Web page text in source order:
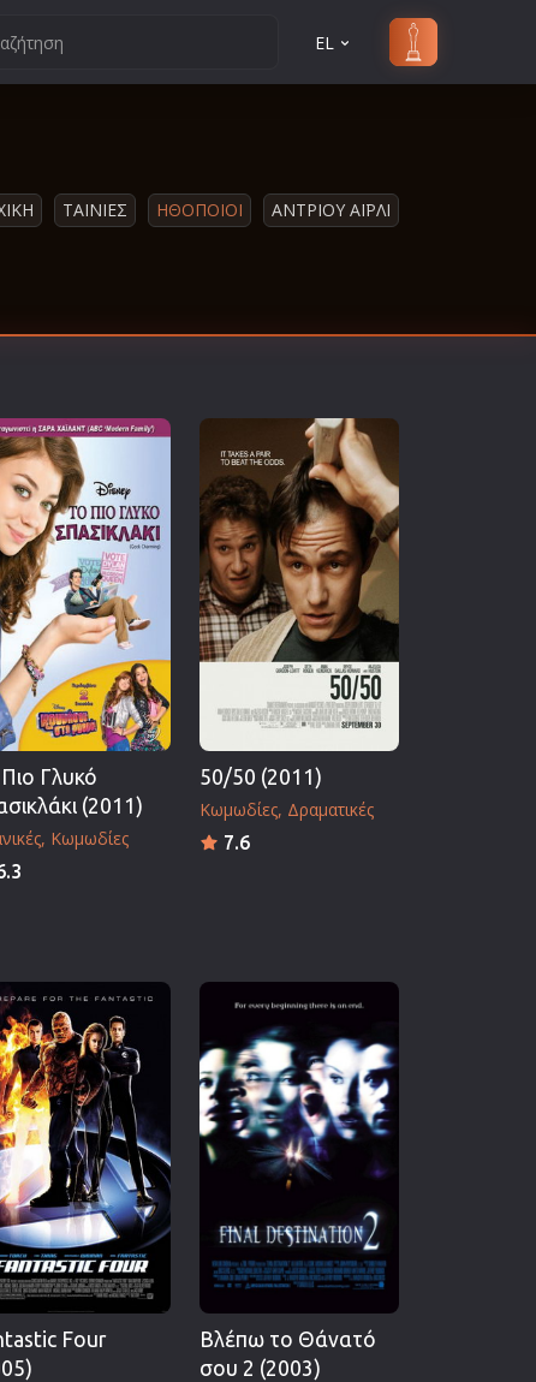
EL
ΤΑΙΝΙΕΣ ΗΘΟΠΟΙΟΙ ΆΝΤΡΙΟΥ ΆΙΡΛΙ
Γλυκό
(2011)
Κωμωδίες
50/50 (2011)
Κωμωδίες Δραματικές
7.6
Four
Βλέπω το Θάνατό
σου 2 (2003)